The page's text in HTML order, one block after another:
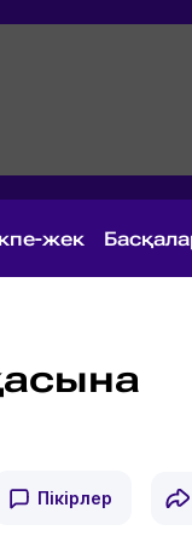
жек
Пікірлер